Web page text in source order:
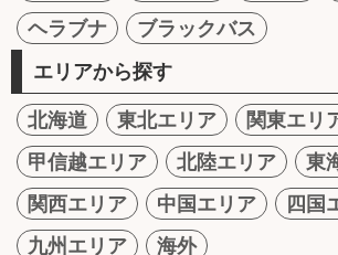
ヘラブナ
ブラックバス
エリアから探す
北海道 東北エリア
関東エリ
甲信越エリア
北陸エリア
東
関西エリア
中国エリア
四国
九州エリア
海外